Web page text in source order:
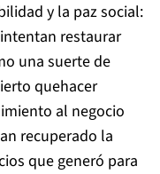
y la paz social:
restaurar
una suerte de
quehacer
al negocio
recuperado la
que generó para